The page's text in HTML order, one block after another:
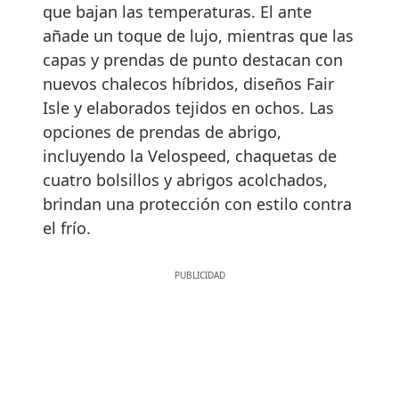
que bajan las temperaturas. El ante
añade un toque de lujo, mientras que las
capas y prendas de punto destacan con
nuevos chalecos híbridos, diseños Fair
Isle y elaborados tejidos en ochos. Las
opciones de prendas de abrigo,
incluyendo la Velospeed, chaquetas de
cuatro bolsillos y abrigos acolchados,
brindan una protección con estilo contra
el frío.